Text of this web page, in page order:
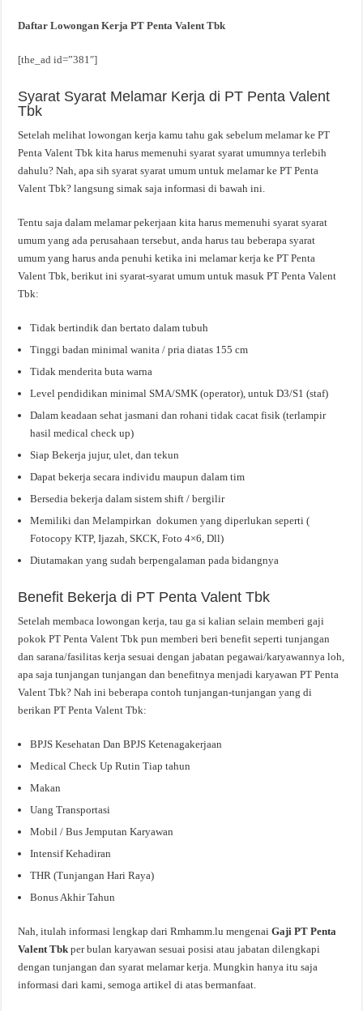
Daftar Lowongan Kerja PT Penta Valent Tbk
[the_ad id=”381″]
Syarat Syarat Melamar Kerja di PT Penta Valent
Tbk
Setelah melihat lowongan kerja kamu tahu gak sebelum melamar ke PT
Penta Valent Tbk kita harus memenuhi syarat syarat umumnya terlebih
dahulu? Nah, apa sih syarat syarat umum untuk melamar ke PT Penta
Valent Tbk? langsung simak saja informasi di bawah ini.
Tentu saja dalam melamar pekerjaan kita harus memenuhi syarat syarat
umum yang ada perusahaan tersebut, anda harus tau beberapa syarat
umum yang harus anda penuhi ketika ini melamar kerja ke PT Penta
Valent Tbk, berikut ini syarat-syarat umum untuk masuk PT Penta Valent
Tbk:
Tidak bertindik dan bertato dalam tubuh
Tinggi badan minimal wanita / pria diatas 155 cm
Tidak menderita buta warna
Level pendidikan minimal SMA/SMK (operator), untuk D3/S1 (staf)
Dalam keadaan sehat jasmani dan rohani tidak cacat fisik (terlampir
hasil medical check up)
Siap Bekerja jujur, ulet, dan tekun
Dapat bekerja secara individu maupun dalam tim
Bersedia bekerja dalam sistem shift / bergilir
Memiliki dan Melampirkan dokumen yang diperlukan seperti (
Fotocopy KTP, Ijazah, SKCK, Foto 4×6, Dll)
Diutamakan yang sudah berpengalaman pada bidangnya
Benefit Bekerja di PT Penta Valent Tbk
Setelah membaca lowongan kerja, tau ga si kalian selain memberi gaji
pokok PT Penta Valent Tbk pun memberi beri benefit seperti tunjangan
dan sarana/fasilitas kerja sesuai dengan jabatan pegawai/karyawannya loh,
apa saja tunjangan tunjangan dan benefitnya menjadi karyawan PT Penta
Valent Tbk? Nah ini beberapa contoh tunjangan-tunjangan yang di
berikan PT Penta Valent Tbk:
BPJS Kesehatan Dan BPJS Ketenagakerjaan
Medical Check Up Rutin Tiap tahun
Makan
Uang Transportasi
Mobil / Bus Jemputan Karyawan
Intensif Kehadiran
THR (Tunjangan Hari Raya)
Bonus Akhir Tahun
Nah, itulah informasi lengkap dari Rmhamm.lu mengenaiGaji PT Penta
Valent Tbkper bulan karyawan sesuai posisi atau jabatan dilengkapi
dengan tunjangan dan syarat melamar kerja. Mungkin hanya itu saja
informasi dari kami, semoga artikel di atas bermanfaat.